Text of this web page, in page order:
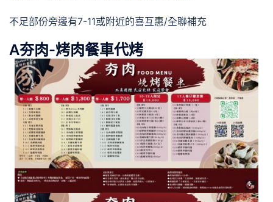
不足部份旁邊有7-11或附近的喜互惠/全聯補充
A夯肉-烤肉餐車代烤